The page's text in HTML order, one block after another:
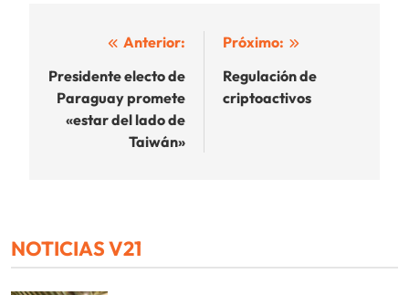
Navegación
de
entradas
Anterior:
Presidente electo de
Paraguay promete
«estar del lado de
Taiwán»
Próximo:
Regulación de
criptoactivos
NOTICIAS V21